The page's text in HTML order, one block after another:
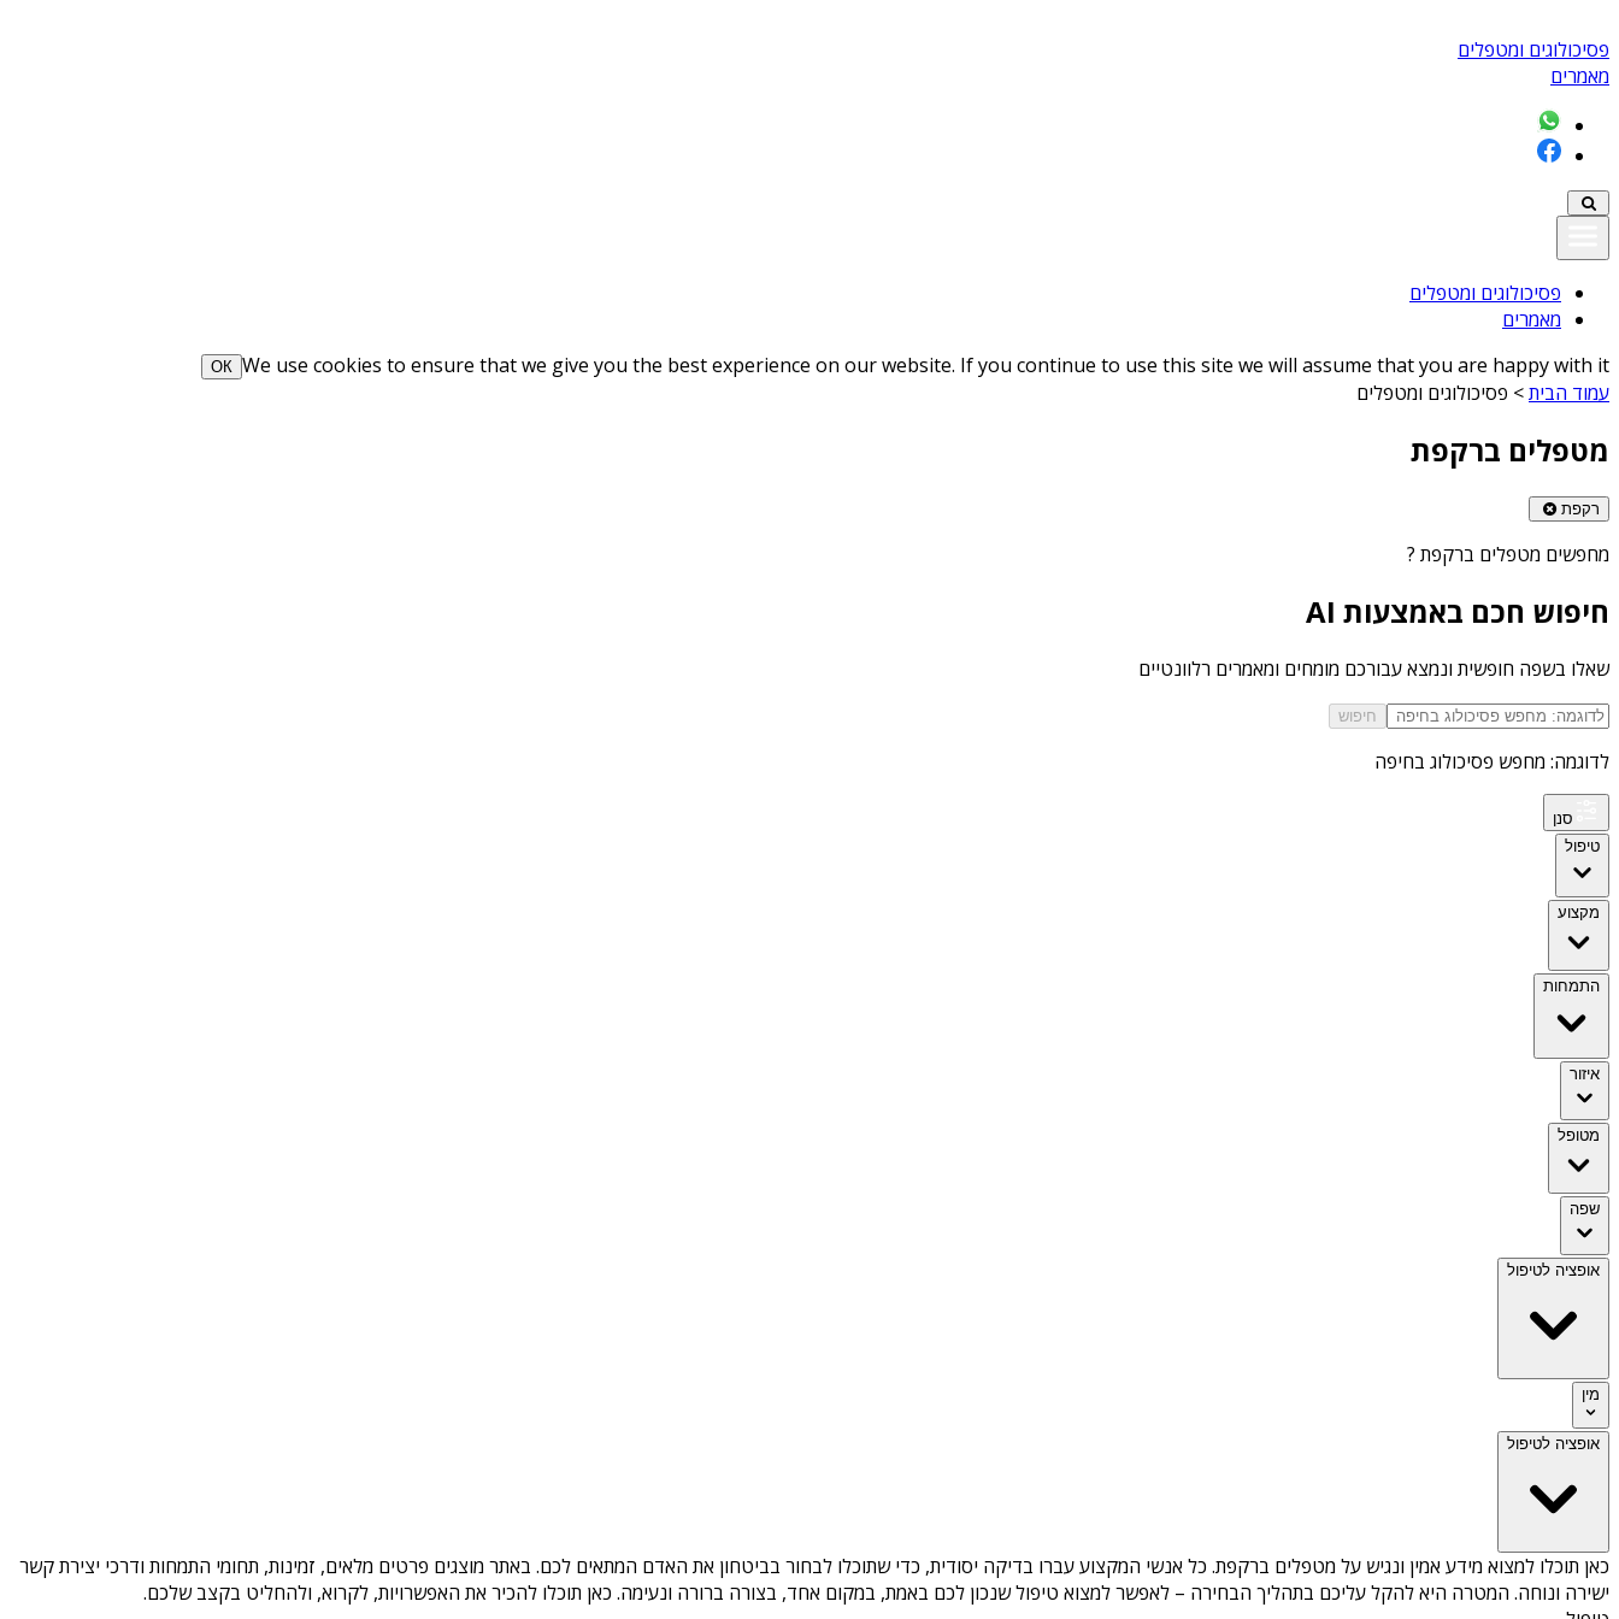
פסיכולוגים ומטפלים
מאמרים
פסיכולוגים ומטפלים
מאמרים
We use cookies to ensure that we give you the best experience on our website. If you continue to use this site we will assume that you are happy with it
ОК
עמוד הבית> פסיכולוגים ומטפלים
מטפלים ברקפת
רקפת
מחפשים מטפלים ברקפת ?
חיפוש חכם באמצעות AI
שאלו בשפה חופשית ונמצא עבורכם מומחים ומאמרים רלוונטיים
חיפוש
לדוגמה: מחפש פסיכולוג בחיפה
סנן
טיפול
מקצוע
התמחות
איזור
מטופל
שפה
אופציה לטיפול
מין
אופציה לטיפול
כאן תוכלו למצוא מידע אמין ונגיש על מטפלים ברקפת. כל אנשי המקצוע עברו בדיקה יסודית, כדי שתוכלו לבחור בביטחון את האדם המתאים לכם. באתר מוצגים פרטים מלאים, זמינות, תחומי התמחות ודרכי יצירת קשר
ישירה ונוחה. המטרה היא להקל עליכם בתהליך הבחירה – לאפשר למצוא טיפול שנכון לכם באמת, במקום אחד, בצורה ברורה ונעימה. כאן תוכלו להכיר את האפשרויות, לקרוא, ולהחליט בקצב שלכם.